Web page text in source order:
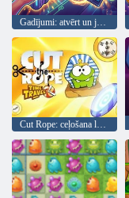
Gadījumi: atvērt un jaunināt